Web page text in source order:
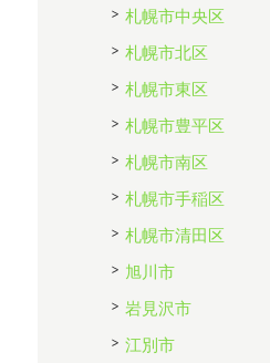
札幌市中央区
札幌市北区
札幌市東区
札幌市豊平区
札幌市南区
札幌市手稲区
札幌市清田区
旭川市
岩見沢市
江別市